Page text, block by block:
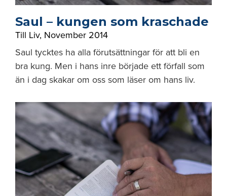
Saul – kungen som kraschade
Till Liv, November 2014
Saul tycktes ha alla förutsättningar för att bli en
bra kung. Men i hans inre började ett förfall som
än i dag skakar om oss som läser om hans liv.